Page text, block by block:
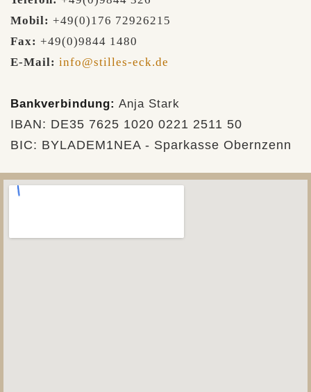
Mobil: +49(0)176 72926215
Fax: +49(0)9844 1480
E-Mail: info@stilles-eck.de
Bankverbindung: Anja Stark
IBAN: DE35 7625 1020 0221 2511 50
BIC: BYLADEM1NEA - Sparkasse Obernzenn